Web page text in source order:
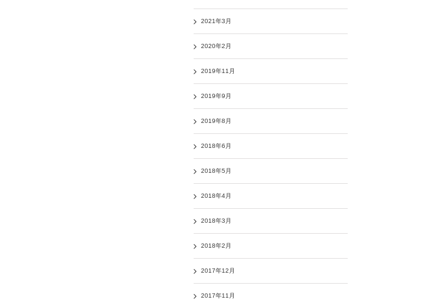
2021年3月
2020年2月
2019年11月
2019年9月
2019年8月
2018年6月
2018年5月
2018年4月
2018年3月
2018年2月
2017年12月
2017年11月